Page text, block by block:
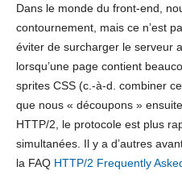
Dans le monde du front-end,
contournement, mais ce n’est
éviter de surcharger le serveur
lorsqu’une page contient
sprites CSS (c.-à-d. combiner
que nous « découpons »
HTTP/2, le protocole est plus
simultanées. Il y a d’autres
la FAQ HTTP/2 Frequently